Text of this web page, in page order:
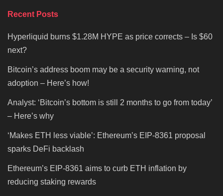
Recent Posts
Hyperliquid burns $1.28M HYPE as price corrects – Is $60
next?
Bitcoin’s address boom may be a security warning, not
adoption – Here’s how!
Analyst: ‘Bitcoin’s bottom is still 2 months to go from today’
– Here’s why
‘Makes ETH less viable’: Ethereum’s EIP-8361 proposal
sparks DeFi backlash
Ethereum’s EIP-8361 aims to curb ETH inflation by
reducing staking rewards